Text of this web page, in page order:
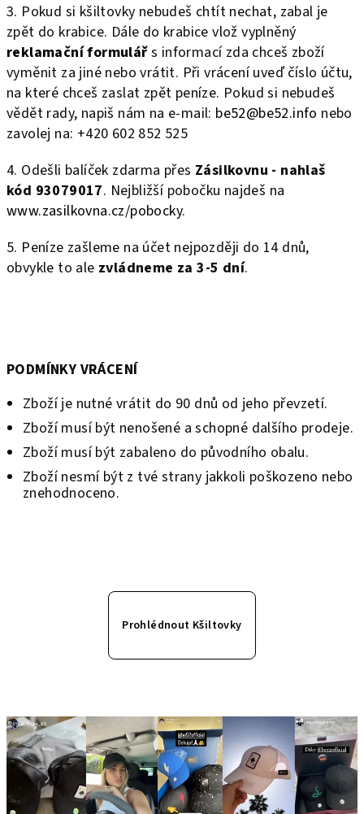
3. Pokud si kšiltovky nebudeš chtít nechat, zabal je
zpět do krabice. Dále do krabice vlož vyplněný
reklamační formulářs informací zda chceš zboží
vyměnit za jiné nebo vrátit. Při vrácení uveď číslo účtu,
na které chceš zaslat zpět peníze. Pokud si nebudeš
vědět rady, napiš nám na e-mail: be52@be52.info nebo
zavolej na: +420 602 852 525
4. Odešli balíček zdarma přes Zásilkovnu - nahlaš
kód 93079017. Nejbližší pobočku najdeš na
www.zasilkovna.cz/pobocky.
5. Peníze zašleme na účet nejpozději do 14 dnů,
obvykle to ale zvládneme za 3-5 dní.
PODMÍNKY VRÁCENÍ
Zboží je nutné vrátit do 90 dnů od jeho převzetí.
Zboží musí být nenošené a schopné dalšího prodeje.
Zboží musí být zabaleno do původního obalu.
Zboží nesmí být z tvé strany jakkoli poškozeno nebo
znehodnoceno.
Prohlédnout Kšiltovky